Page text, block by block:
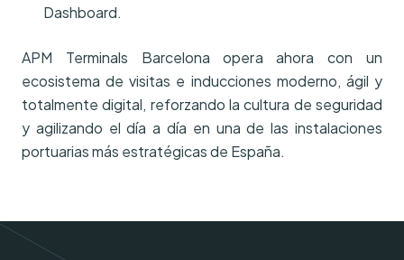
Dashboard.
APM Terminals Barcelona opera ahora con un
ecosistema de visitas e inducciones moderno, ágil y
totalmente digital, reforzando la cultura de seguridad
y agilizando el día a día en una de las instalaciones
portuarias más estratégicas de España.